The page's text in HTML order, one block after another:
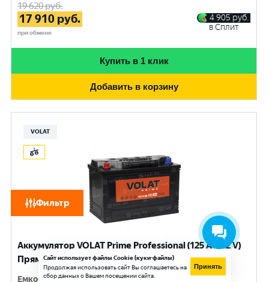
Фильтр
19 620руб.
17 910 руб.
при обмене
4 905 руб.
в Сплит
Купить в 1 клик
Добавить в корзину
VOLAT
Аккумулятор VOLAT Prime Professional (125 Ач, 12 V)
Прямая, L+ D2 арт.VST1251
Емкость:125 Ач
Сайт использует файлы Cookie (куки-файлы)
Продолжая использовать сайт Вы соглашаетесь на
сбор данных о Вашем посещении сайта.
Принять